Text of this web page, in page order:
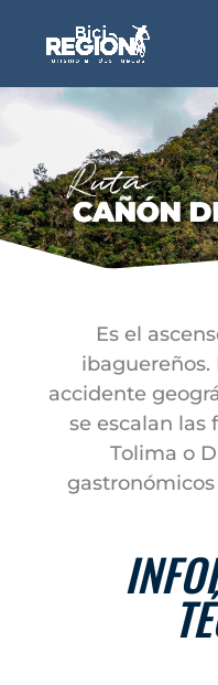
Es el
ibaguereños.
accidente
se escalan las
Tolima o
gastronómicos